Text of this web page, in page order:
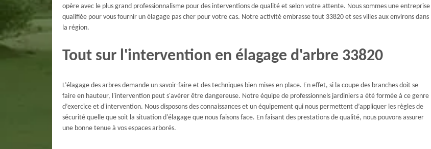
opère avec le plus grand professionnalisme pour des interventions de qualité et selon votre attente. Nous sommes une entreprise
qualifiée pour vous fournir un élagage pas cher pour votre cas. Notre activité embrasse tout 33820 et ses villes aux environs dans
la région.
Tout sur l'intervention en élagage d'arbre 33820
L’élagage des arbres demande un savoir-faire et des techniques bien mises en place. En effet, si la coupe des branches doit se
faire en hauteur, l'intervention peut s'avérer être dangereuse. Notre équipe de professionnels jardiniers a été formée à ce genre
d’exercice et d'intervention. Nous disposons des connaissances et un équipement qui nous permettent d’appliquer les règles de
sécurité quelle que soit la situation d'élagage que nous faisons face. En faisant des prestations de qualité, nous pouvons assurer
une bonne tenue à vos espaces arborés.